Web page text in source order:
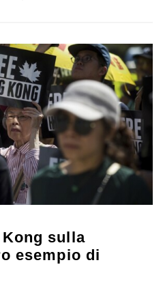
sulla
esempio di